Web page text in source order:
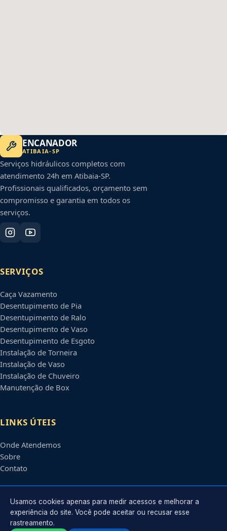
ENCANADOR
ATIBAIA-SP
Serviços hidráulicos completos com
atendimento 24h em Atibaia-SP.
Profissionais qualificados, orçamento sem
compromisso e garantia em todos os
serviços.
SERVIÇOS
Caça Vazamento
Desentupimento de Pia
Desentupimento de Ralo
Desentupimento de Vaso
Desentupimento de Esgoto
Instalação de Torneira
Instalação de Vaso
Instalação de Chuveiro
Manutenção de Box
LINKS ÚTEIS
Onde Atendemos
Sobre
Contato
CONTATO
Atendimento em
Usamos cookies apenas para medir acessos e melhorar a
experiência do site. Você pode aceitar ou recusar esse
rastreamento.